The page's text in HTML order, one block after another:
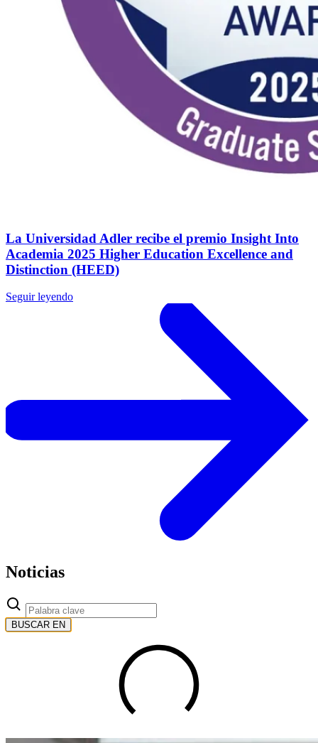
La Universidad Adler recibe el premio Insight Into
Academia 2025 Higher Education Excellence and
Distinction (HEED)
Seguir leyendo
Noticias
BUSCAR EN